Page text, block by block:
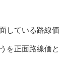
している路線価
を正面路線価と